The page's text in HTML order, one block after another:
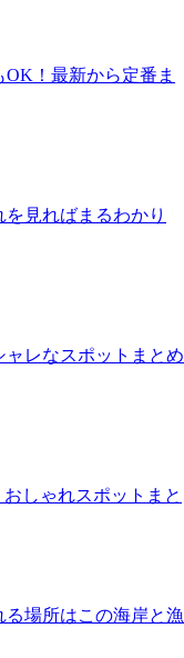
OK！最新から定番ま
を見ればまるわかり
ャレなスポットまとめ
しゃれスポットまと
る場所はこの海岸と漁